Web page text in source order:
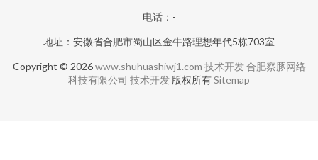
电话：-
地址：安徽省合肥市蜀山区金牛路理想年代5栋703室
Copyright © 2026www.shuhuashiwj1.com 技术开发 合肥察豚网络
科技有限公司 技术开发 版权所有Sitemap